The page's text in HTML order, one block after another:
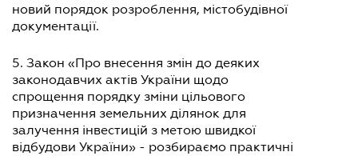
новий порядок розроблення, містобудівної
документації.
5. Закон «Про внесення змін до деяких
законодавчих актів України щодо
спрощення порядку зміни цільового
призначення земельних ділянок для
залучення інвестицій з метою швидкої
відбудови України» - розбираємо практичні